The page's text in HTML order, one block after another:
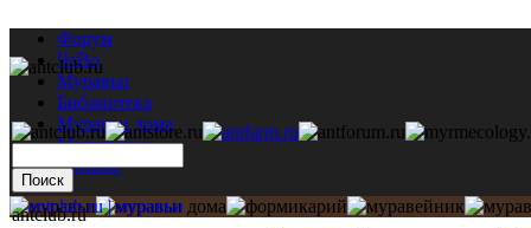
Форум
ЧаВо
Муравьи
Библиотека
Муравьи дома
Мастерская
Каталог
antclub.ru